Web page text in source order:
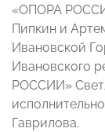
«ОПОРА
Пипкин и
Ивановской
Ивановского
РОССИИ»
Гаврилова.